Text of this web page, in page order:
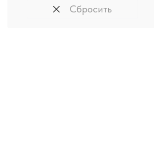
Сбросить